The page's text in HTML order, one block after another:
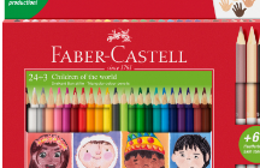
Caiete Tip II
Caiete Velin
Vocabulare
Calculatoare
Instrumente de scris și desen